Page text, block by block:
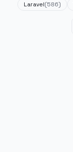
Laravel(586)